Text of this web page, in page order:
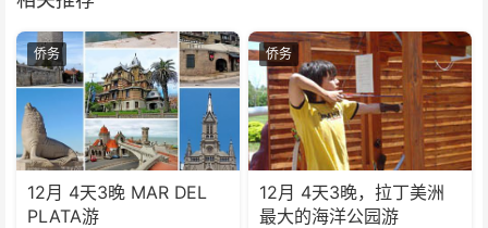
侨务
12月 4天3晚 MAR DEL
PLATA游
侨务
12月 4天3晚，拉丁美洲
最大的海洋公园游